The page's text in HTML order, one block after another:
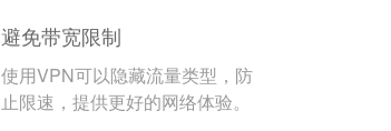
避免带宽限制
使用VPN可以隐藏流量类型，防
止限速，提供更好的网络体验。